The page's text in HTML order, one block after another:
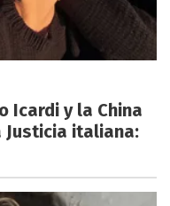
Icardi y la China
italiana: